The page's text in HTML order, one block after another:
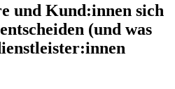
und Kund:innen sich
(und was